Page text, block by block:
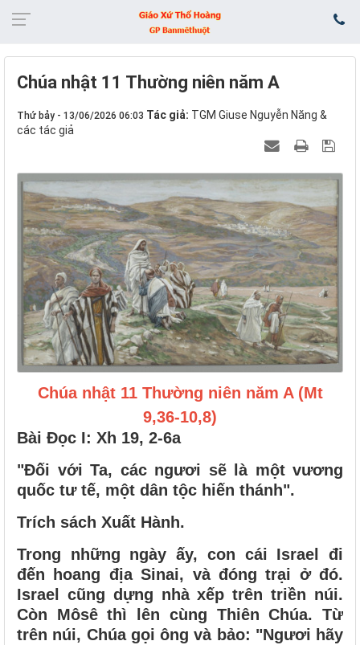
Chúa nhật 11 Thường niên năm A
Thứ bảy - 13/06/2026 06:03 Tác giả: TGM Giuse Nguyễn Năng &
các tác giả
Chúa nhật 11 Thường niên năm A (Mt
9,36-10,8)
Bài Ðọc I: Xh 19, 2-6a
"Ðối với Ta, các ngươi sẽ là một vương
quốc tư tế, một dân tộc hiến thánh".
Trích sách Xuất Hành.
Trong những ngày ấy, con cái Israel đi
đến hoang địa Sinai, và đóng trại ở đó.
Israel cũng dựng nhà xếp trên triền núi.
Còn Môsê thì lên cùng Thiên Chúa. Từ
trên núi, Chúa gọi ông và bảo: "Ngươi hãy